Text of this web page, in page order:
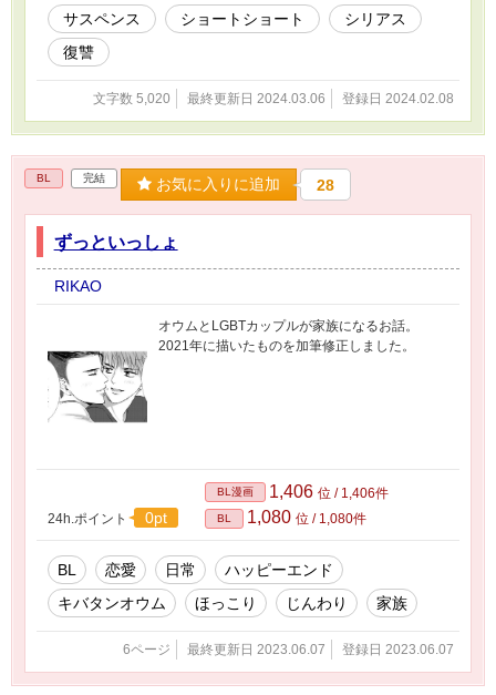
サスペンス ショートショート
シリアス
復讐
文字数 5,020 最終更新日 2024.03.06 登録日 2024.02.08
BL 完結 お気に入りに追加 28
ずっといっしょ
RIKAO
オウムとLGBTカップルが家族になるお話。
2021年に描いたものを加筆修正しました。
24h.ポイント 0pt
BL漫画 1,406 位 / 1,406件
BL 1,080 位 / 1,080件
BL 恋愛 日常
ハッピーエンド
キバタンオウム
ほっこり じんわり 家族
6ページ 最終更新日 2023.06.07 登録日 2023.06.07